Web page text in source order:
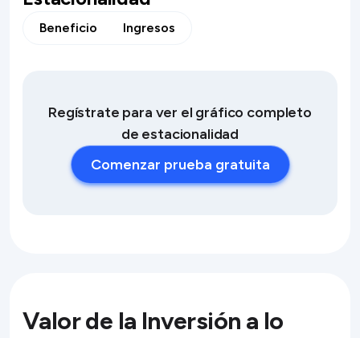
Beneficio Ingresos
Regístrate para ver el gráfico completo
de estacionalidad
Comenzar prueba gratuita
Valor de la Inversión a lo